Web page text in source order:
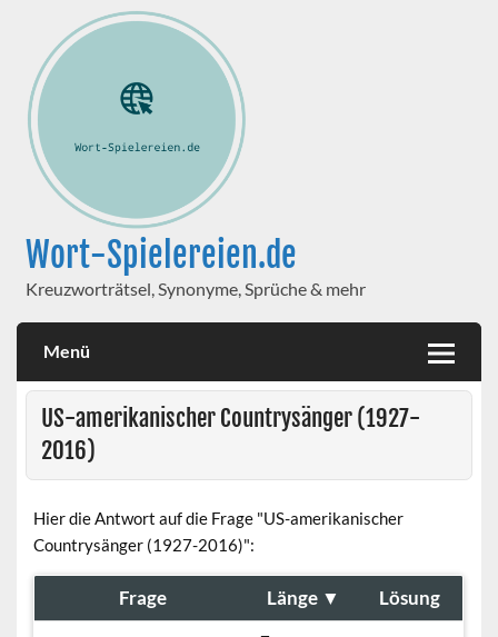
Wort-Spielereien.de
Kreuzworträtsel, Synonyme, Sprüche & mehr
Menü
US-amerikanischer Countrysänger (1927-
2016)
Hier die Antwort auf die Frage "US-amerikanischer
Countrysänger (1927-2016)":
Frage Länge ▼ Lösung